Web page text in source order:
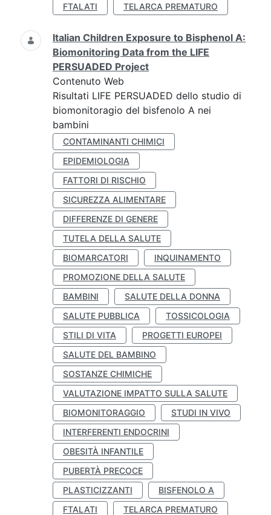
FTALATI TELARCA PREMATURO
Italian Children Exposure to Bisphenol A:
Biomonitoring Data from the LIFE
PERSUADED Project
Contenuto Web
Risultati LIFE PERSUADED dello studio di
biomonitoragio del bisfenolo A nei
bambini
CONTAMINANTI CHIMICI
EPIDEMIOLOGIA
FATTORI DI RISCHIO
SICUREZZA ALIMENTARE
DIFFERENZE DI GENERE
TUTELA DELLA SALUTE
BIOMARCATORI
INQUINAMENTO
PROMOZIONE DELLA SALUTE
BAMBINI
SALUTE DELLA DONNA
SALUTE PUBBLICA
TOSSICOLOGIA
STILI DI VITA
PROGETTI EUROPEI
SALUTE DEL BAMBINO
SOSTANZE CHIMICHE
VALUTAZIONE IMPATTO SULLA SALUTE
BIOMONITORAGGIO
STUDI IN VIVO
INTERFERENTI ENDOCRINI
OBESITÀ INFANTILE
PUBERTÀ PRECOCE
PLASTICIZZANTI
BISFENOLO A
FTALATI
TELARCA PREMATURO